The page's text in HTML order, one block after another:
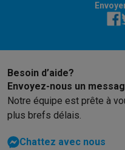
Besoin d’aide?
Envoyez-nous un
Notre équipe est prête à
plus brefs délais.
Chattez avec nous